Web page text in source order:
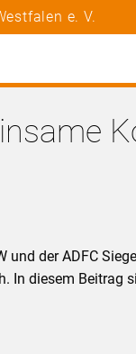
e. V.
und der ADFC
In diesem Beitrag